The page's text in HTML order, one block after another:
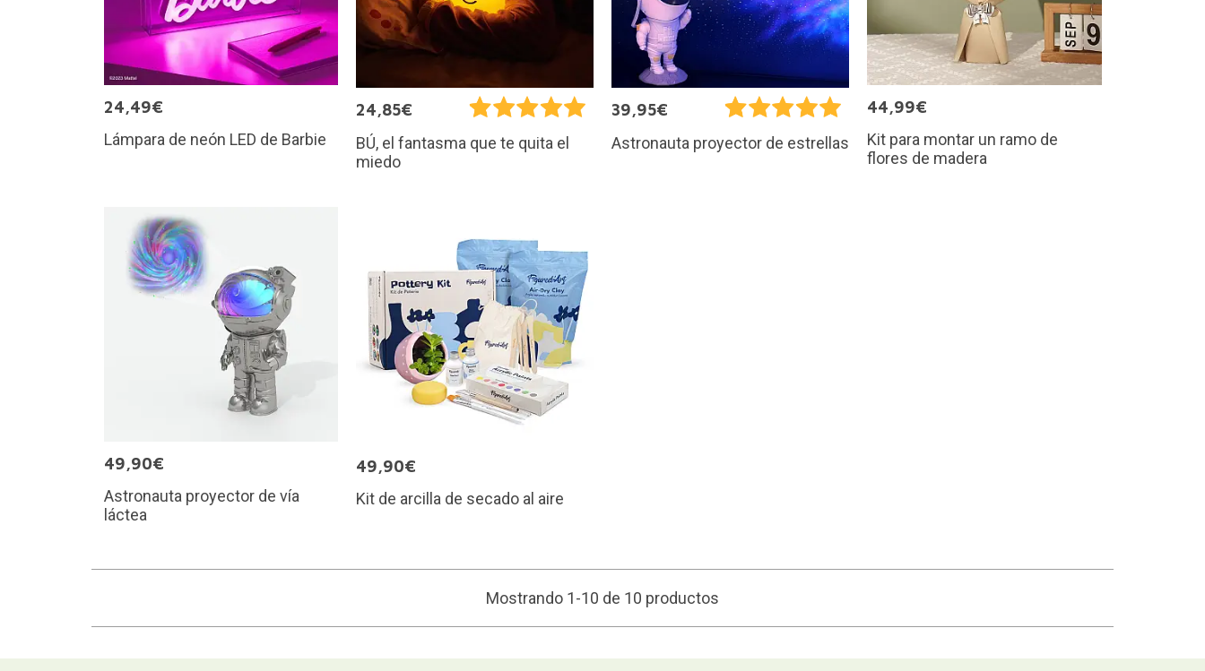
24,49€
Lámpara de neón LED de Barbie
24,85€
BÚ, el fantasma que te quita el
miedo
39,95€
Astronauta proyector de estrellas
44,99€
Kit para montar un ramo de
flores de madera
49,90€
Astronauta proyector de vía
láctea
49,90€
Kit de arcilla de secado al aire
Mostrando 1-10 de 10 productos